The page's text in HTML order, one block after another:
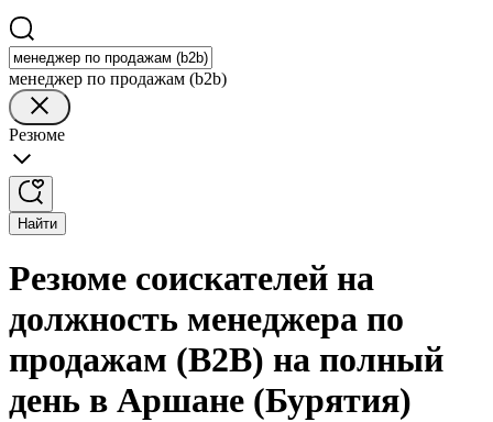
менеджер по продажам (b2b)
Резюме
Найти
Резюме соискателей на
должность менеджера по
продажам (B2B) на полный
день в Аршане (Бурятия)